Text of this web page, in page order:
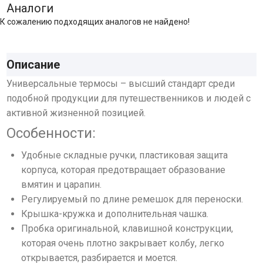
Аналоги
К сожалению подходящих аналогов не найдено!
Описание
Универсальные термосы – высший стандарт среди
подобной продукции для путешественников и людей с
активной жизненной позицией.
Особенности:
Удобные складные ручки, пластиковая защита
корпуса, которая предотвращает образование
вмятин и царапин.
Регулируемый по длине ремешок для переноски.
Крышка-кружка и дополнительная чашка.
Пробка оригинальной, клавишной конструкции,
которая очень плотно закрывает колбу, легко
открывается, разбирается и моется.